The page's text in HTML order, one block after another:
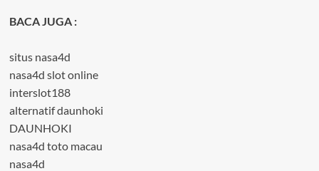
BACA JUGA :
situs nasa4d
nasa4d slot online
interslot188
alternatif daunhoki
DAUNHOKI
nasa4d toto macau
nasa4d